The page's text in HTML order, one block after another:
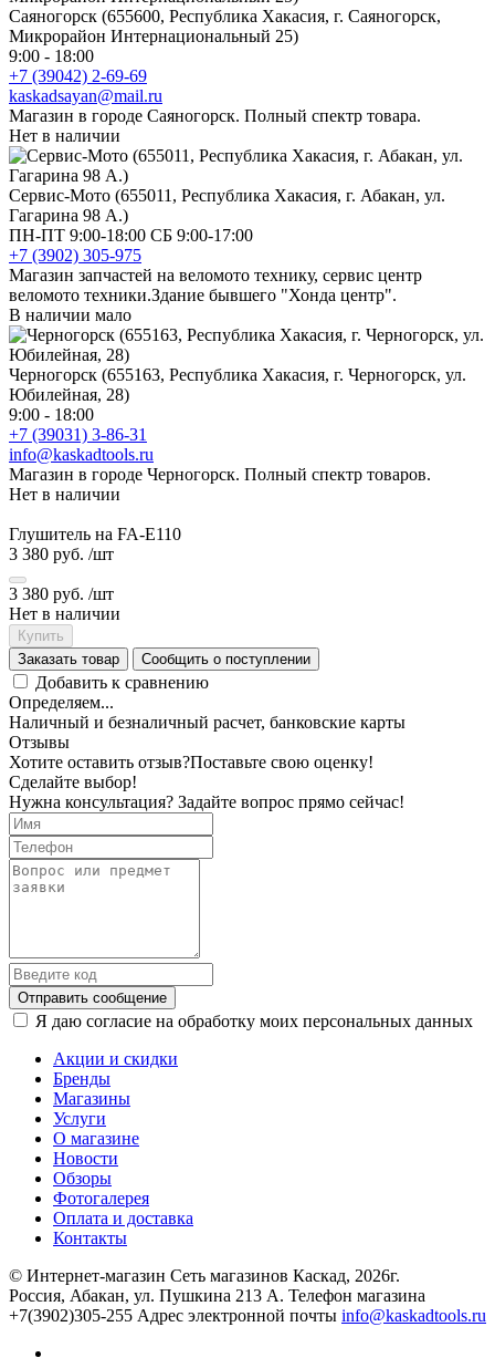
Саяногорск (655600, Республика Хакасия, г. Саяногорск,
Микрорайон Интернациональный 25)
9:00 - 18:00
+7 (39042) 2-69-69
kaskadsayan@mail.ru
Магазин в городе Саяногорск. Полный спектр товара.
Нет в наличии
Сервис-Мото (655011, Республика Хакасия, г. Абакан, ул.
Гагарина 98 А.)
ПН-ПТ 9:00-18:00 СБ 9:00-17:00
+7 (3902) 305-975
Магазин запчастей на веломото технику, сервис центр
веломото техники.Здание бывшего "Хонда центр".
В наличии мало
Черногорск (655163, Республика Хакасия, г. Черногорск, ул.
Юбилейная, 28)
9:00 - 18:00
+7 (39031) 3-86-31
info@kaskadtools.ru
Магазин в городе Черногорск. Полный спектр товаров.
Нет в наличии
Глушитель на FA-E110
3 380 руб. /шт
3 380 руб. /шт
Нет в наличии
Купить
Заказать товар
Сообщить о поступлении
Добавить к сравнению
Определяем...
Наличный и безналичный расчет, банковские карты
Отзывы
Хотите оставить отзыв?Поставьте свою оценку!
Сделайте выбор!
Нужна консультация? Задайте вопрос прямо сейчас!
Отправить сообщение
Я даю согласие на обработку моих персональных данных
Акции и скидки
Бренды
Магазины
Услуги
О магазине
Новости
Обзоры
Фотогалерея
Оплата и доставка
Контакты
© Интернет-магазин Сеть магазинов Каскад, 2026г.
Россия, Абакан, ул. Пушкина 213 А. Телефон магазина
+7(3902)305-255 Адрес электронной почты info@kaskadtools.ru